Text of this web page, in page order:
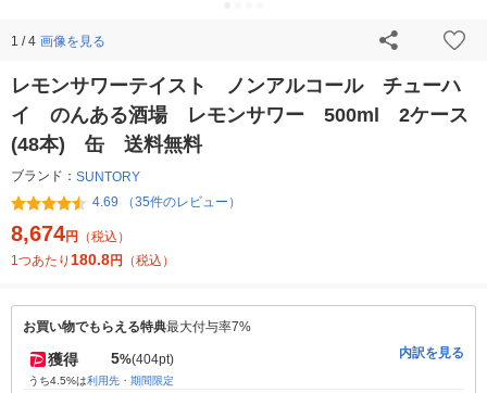
1 / 4 画像を見る
レモンサワーテイスト ノンアルコール チューハ
イ のんある酒場 レモンサワー 500ml 2ケース
(48本) 缶 送料無料
ブランド： SUNTORY
4.69 （35件のレビュー）
8,674円
（税込）
1つあたり 180.8円 （税込）
お買い物でもらえる特典最大付与率7%
獲得 5%(404pt)
うち4.5%は利用先・期間限定
内訳を見る